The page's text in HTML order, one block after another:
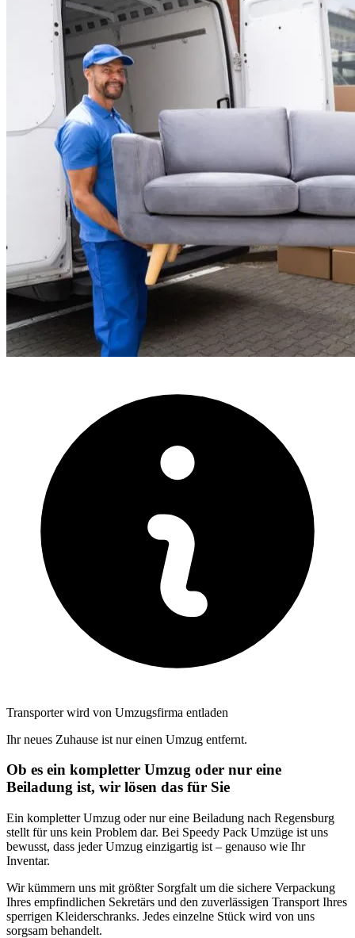
Transporter wird von Umzugsfirma entladen
Ihr neues Zuhause ist nur einen Umzug entfernt.
Ob es ein kompletter Umzug oder nur eine
Beiladung ist, wir lösen das für Sie
Ein kompletter Umzug oder nur eine Beiladung nach Regensburg
stellt für uns kein Problem dar. Bei Speedy Pack Umzüge ist uns
bewusst, dass jeder Umzug einzigartig ist – genauso wie Ihr
Inventar.
Wir kümmern uns mit größter Sorgfalt um die sichere Verpackung
Ihres empfindlichen Sekretärs und den zuverlässigen Transport Ihres
sperrigen Kleiderschranks. Jedes einzelne Stück wird von uns
sorgsam behandelt.